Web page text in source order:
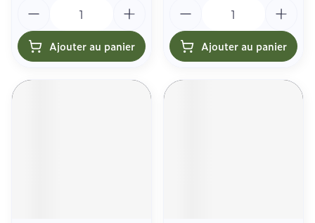
Ajouter au panier Ajouter au panier